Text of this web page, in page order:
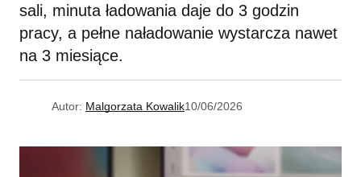
sali, minuta ładowania daje do 3 godzin
pracy, a pełne naładowanie wystarcza nawet
na 3 miesiące.
Autor: Malgorzata Kowalik10/06/2026